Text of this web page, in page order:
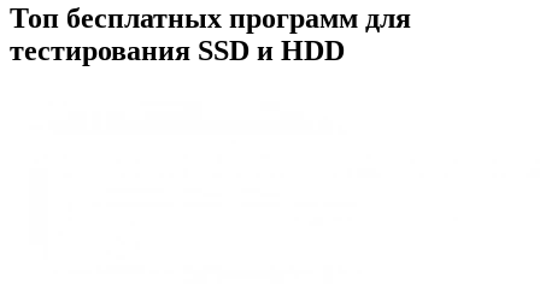
Топ бесплатных программ для
тестирования SSD и HDD